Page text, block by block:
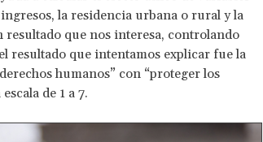
la residencia urbana o rural y la
que nos interesa, controlando
resultado que intentamos explicar fue la
humanos” con “proteger los
de 1 a 7.